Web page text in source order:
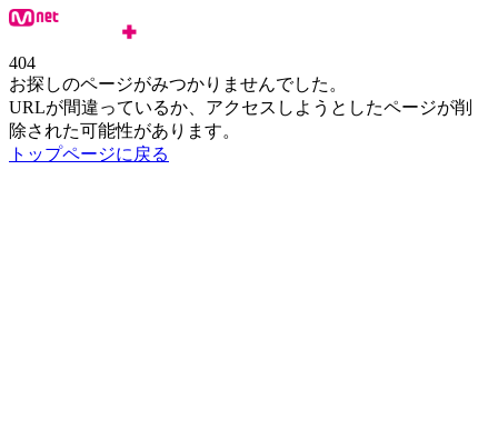
404
お探しのページがみつかりませんでした。
URLが間違っているか、アクセスしようとしたページが削
除された可能性があります。
トップページに戻る